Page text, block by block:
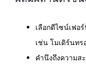
เลือกดีไซน์เฟอ
เช่น โมเดิร์นท
คำนึงถึงความส